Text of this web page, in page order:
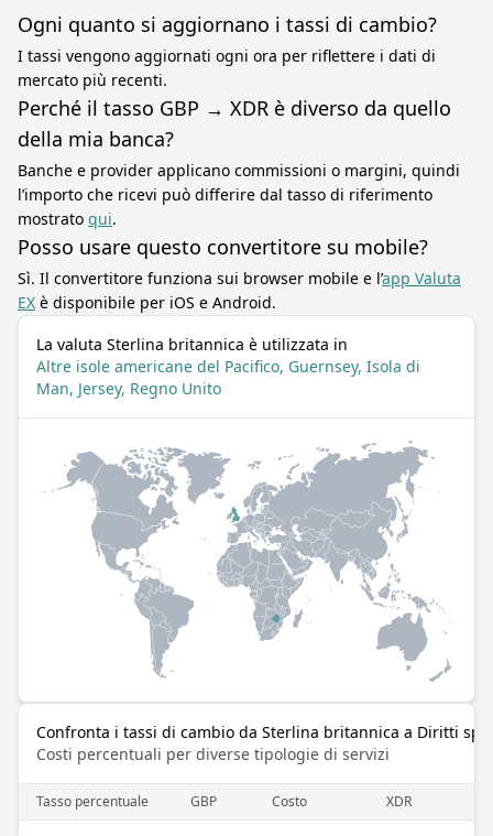
Ogni quanto si aggiornano i tassi di cambio?
I tassi vengono aggiornati ogni ora per riflettere i dati di
mercato più recenti.
Perché il tasso GBP → XDR è diverso da quello
della mia banca?
Banche e provider applicano commissioni o margini, quindi
l’importo che ricevi può differire dal tasso di riferimento
mostrato qui.
Posso usare questo convertitore su mobile?
Sì. Il convertitore funziona sui browser mobile e l’app Valuta
EX è disponibile per iOS e Android.
La valuta Sterlina britannica è utilizzata in
Altre isole americane del Pacifico, Guernsey, Isola di
Man, Jersey, Regno Unito
Confronta i tassi di cambio da Sterlina britannica a Diritti
Costi percentuali per diverse tipologie di servizi
Tasso percentuale GBP Costo XDR